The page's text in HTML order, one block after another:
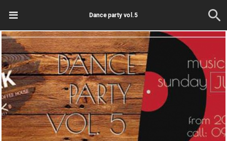
Dance party vol.5